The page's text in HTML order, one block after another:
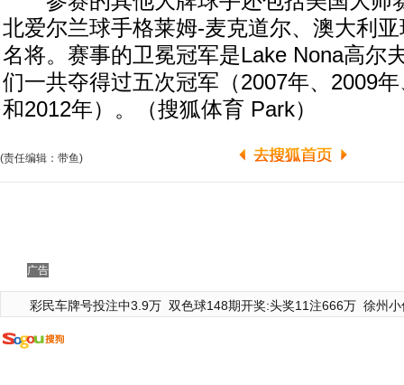
北爱尔兰球手格莱姆-麦克道尔、澳大利
名将。赛事的卫冕冠军是Lake Nona高尔
们一共夺得过五次冠军（2007年、2009
和2012年）。（搜狐体育 Park）
(责任编辑：带鱼)
广告
彩民车牌号投注中3.9万 双色球148期开奖:头奖11注666万 徐州